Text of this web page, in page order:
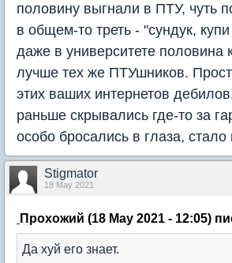
половину выгнали в ПТУ, чуть
в общем-то треть - "сундук,
даже в университете половина
лучше тех же ПТУшников.
этих ваших интернетов
раньше скрывались где-то за
особо бросались в глаза, стало
Stigmator
18 May 2021
Прохожий (18 May 2021 - 12:05)
Да хуй его знает.